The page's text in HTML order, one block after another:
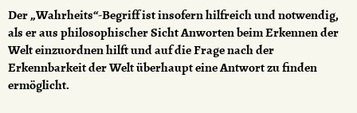
Der „Wahrheits“-Begriff ist insofern hilfreich und notwendig,
als er aus philosophischer Sicht Anworten beim Erkennen der
Welt einzuordnen hilft und auf die Frage nach der
Erkennbarkeit der Welt überhaupt eine Antwort zu finden
ermöglicht.